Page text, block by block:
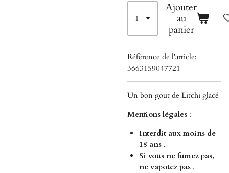
Ajouter
au
panier
Référence de l'article:
3663159047721
Un bon gout de Litchi glacé
Mentions légales :
Interdit aux moins de
18 ans.
Si vous ne fumez pas,
ne vapotez pas.